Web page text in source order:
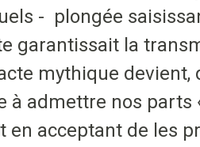
- plongée
garantissait la
mythique devient,
à admettre nos
en acceptant de les